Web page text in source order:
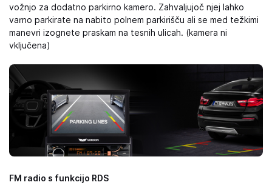
vožnjo za dodatno parkirno kamero. Zahvaljujoč njej lahko
varno parkirate na nabito polnem parkirišču ali se med težkimi
manevri izognete praskam na tesnih ulicah. (kamera ni
vključena)
FM radio s funkcijo RDS